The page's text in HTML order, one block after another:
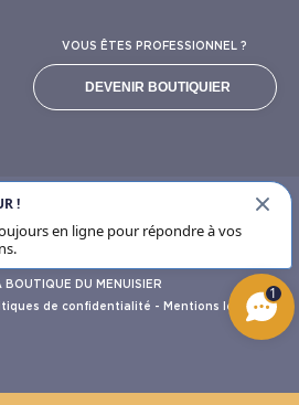
VOUS ÊTES PROFESSIONNEL ?
DEVENIR BOUTIQUIER
DU MENUISIER
de confidentialité - Mentions légales
1
!
en ligne pour répondre à vos